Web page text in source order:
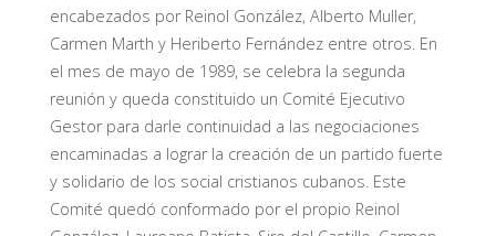
encabezados por Reinol González, Alberto Muller,
Carmen Marth y Heriberto Fernández entre otros. En
el mes de mayo de 1989, se celebra la segunda
reunión y queda constituido un Comité Ejecutivo
Gestor para darle continuidad a las negociaciones
encaminadas a lograr la creación de un partido fuerte
y solidario de los social cristianos cubanos. Este
Comité quedó conformado por el propio Reinol